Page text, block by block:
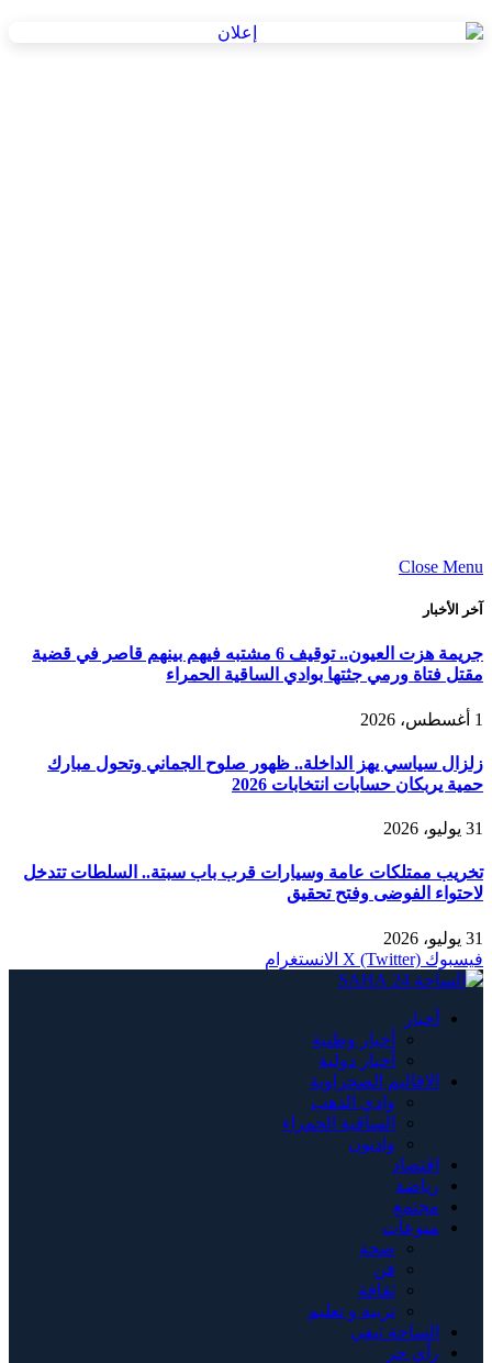
Close Menu
آخر الأخبار
جريمة هزت العيون.. توقيف 6 مشتبه فيهم بينهم قاصر في قضية
مقتل فتاة ورمي جثتها بوادي الساقية الحمراء
1 أغسطس، 2026
زلزال سياسي يهز الداخلة.. ظهور صلوح الجماني وتحول مبارك
حمية يربكان حسابات انتخابات 2026
31 يوليو، 2026
تخريب ممتلكات عامة وسيارات قرب باب سبتة.. السلطات تتدخل
لاحتواء الفوضى وفتح تحقيق
31 يوليو، 2026
فيسبوك X (Twitter) الانستغرام
أخبار
أخبار وطنية
أخبار دولية
الاقاليم الصحراوية
وادي الذهب
الساقية الحمراء
وادنون
اقتصاد
رياضة
مجتمع
منوعات
صحة
فن
ثقافة
تربية و تعليم
الساحة تيفي
رأي حر